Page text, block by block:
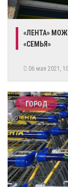
«ЛЕНТА»
«СЕМЬЯ»
06 мая 2021,
ГОРОД